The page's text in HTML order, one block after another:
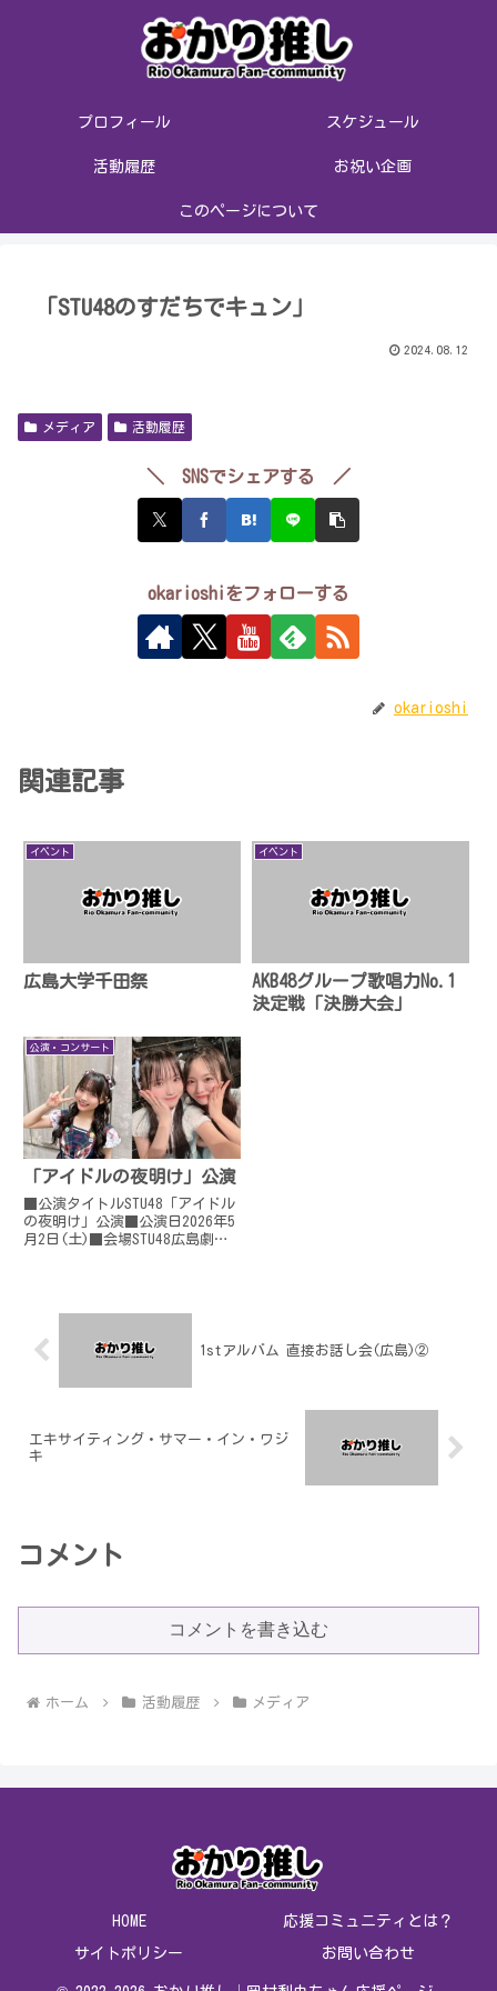
プロフィール スケジュール
活動履歴 お祝い企画
このページについて
「STU48のすだちでキュン」
2024.08.12
メディア 活動履歴
＼ SNSでシェアする ／
okarioshiをフォローする
okarioshi
関連記事
イベント
広島大学千田祭
イベント
AKB48グループ歌唱力No.1
決定戦「決勝大会」
公演・コンサート
「アイドルの夜明け」公演
■公演タイトルSTU48「アイドル
の夜明け」公演■公演日2026年5
月2日(土)■会場STU48広島劇場
1stアルバム 直接お話し会(広島)②
エキサイティング・サマー・イン・ワジ
キ
コメント
コメントを書き込む
ホーム 活動履歴 メディア
HOME 応援コミュニティとは？
サイトポリシー お問い合わせ